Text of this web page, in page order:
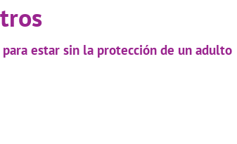
estar sin la protección de un adulto